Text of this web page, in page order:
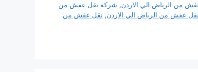
من الرياض الي الاردن, شركة نقل عفش من
نقل عفش من الرياض الي الاردن, نقل عفش من